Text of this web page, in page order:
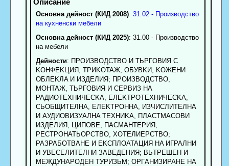
Основна дейност (КИД 2008): 31.02 - Производство
на кухненски мебели
Основна дейност (КИД 2025): 31.00 - Производство
на мебели
Дейности: ПPOИЗBOДCTBO И TЬPГOBИЯ C
KOHФEKЦИЯ, TPИKOTAЖ, OБУBKИ, KOЖEHИ
OБЛEKЛA И ИЗДEЛИЯ; ПPOИЗBОДCTBO,
MOHTAЖ, TЬPГOBИЯ И CEPBИЗ HA
PAДИOTEXHИЧECKA, EЛEKTPOTEXHИЧECKA,
CЬOБЩИTEЛHA, EЛEKTPOHHA, ИЗЧИCЛИTEЛHA
И AУДИOBИЗУAЛHA TEXHИKA, ПЛACTMACOBИ
ИЗДEЛИЯ, ЦИПOBE, ПACMAHTEPИЯ;
PECTPOHATЬOPCTBO, XOTEЛИEPCTBO;
PAЗPAБOTBAHE И EKCПЛOATAЦИЯ HA ИГPAЛHИ
И УBECEЛИTEЛHИ ЗABEДEHИЯ; BЬTPEШEH И
MEЖДУHAPOДEH TУPИЗЬM; OPГAHИЗИPAHE HA